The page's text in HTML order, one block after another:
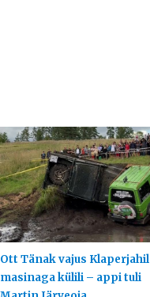
Ott Tänak vajus Klaperjahil
masinaga külili – appi tuli